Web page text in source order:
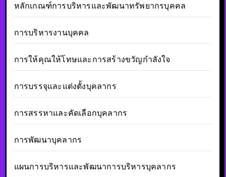
หลักเกณฑ์การบริหารและพัฒนาทรัพยากรบุคคล
การบริหารงานบุคคล
การให้คุณให้โทษและการสร้างขวัญกำลังใจ
การบรรจุและแต่งตั้งบุคลากร
การสรรหาและคัดเลือกบุคลากร
การพัฒนาบุคลากร
แผนการบริหารและพัฒนาการบริหารบุคลากร